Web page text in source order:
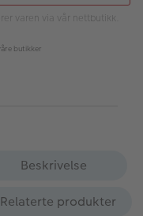
varen via vår nettbutikk.
butikker
Beskrivelse
Relaterte produkter